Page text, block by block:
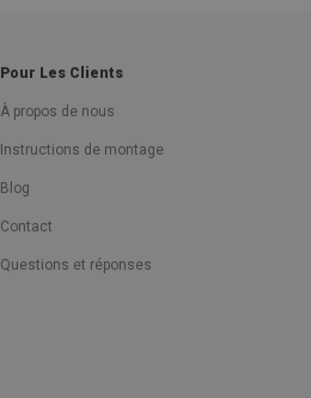
Pour Les Clients
À propos de nous
Instructions de montage
Blog
Contact
Questions et réponses